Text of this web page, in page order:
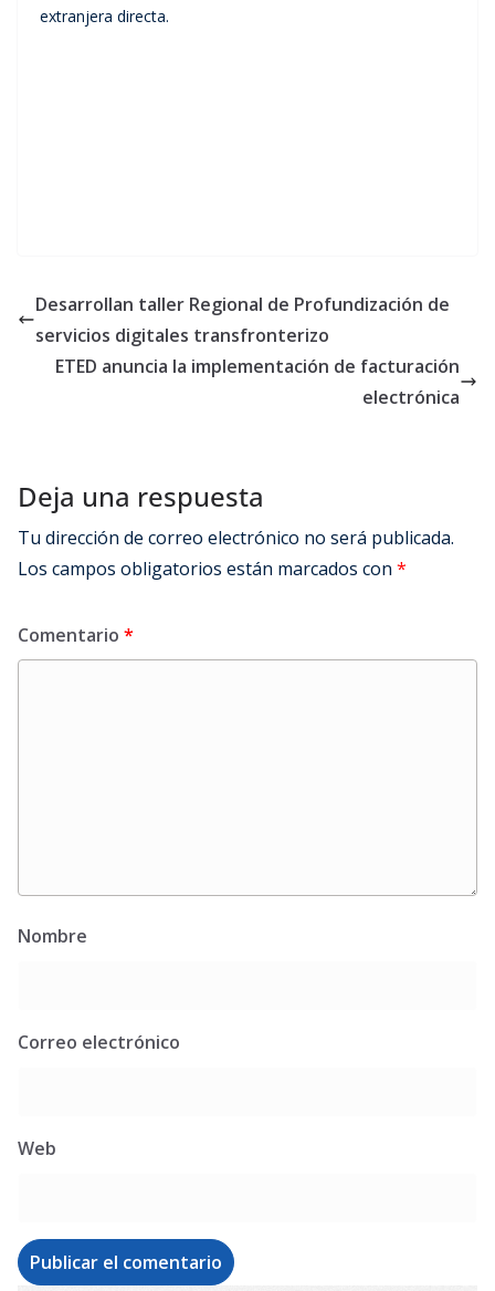
extranjera directa.
Desarrollan taller Regional de Profundización de
servicios digitales transfronterizo
ETED anuncia la implementación de facturación
electrónica
Deja una respuesta
Tu dirección de correo electrónico no será publicada.
Los campos obligatorios están marcados con *
Comentario *
Nombre
Correo electrónico
Web